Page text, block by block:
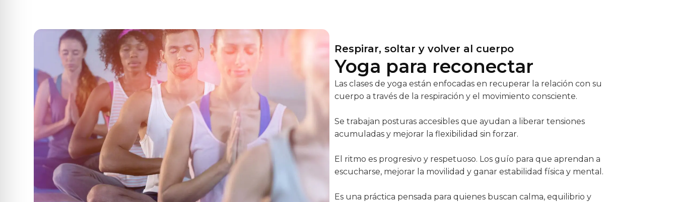
Respirar, soltar y volver al cuerpo
Yoga para reconectar
Las clases de yoga están enfocadas en recuperar la relación con su
cuerpo a través de la respiración y el movimiento consciente.
Se trabajan posturas accesibles que ayudan a liberar tensiones
acumuladas y mejorar la flexibilidad sin forzar.
El ritmo es progresivo y respetuoso. Los guío para que aprendan a
escucharse, mejorar la movilidad y ganar estabilidad física y mental.
Es una práctica pensada para quienes buscan calma, equilibrio y